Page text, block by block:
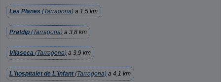
Les Planes (Tarragona) a 1,5 km
Pratdip (Tarragona) a 3,8 km
Vilaseca (Tarragona) a 3,9 km
L´hospitalet de L´infant(Tarragona) a 4,1 km